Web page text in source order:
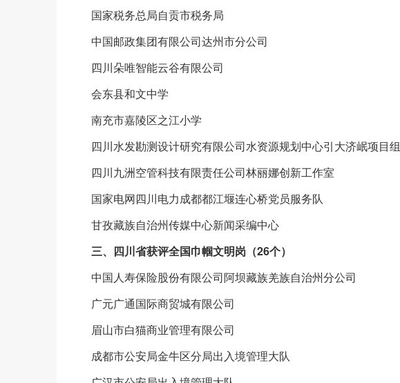
国家税务总局自贡市税务局
中国邮政集团有限公司达州市分公司
四川朵唯智能云谷有限公司
会东县和文中学
南充市嘉陵区之江小学
四川水发勘测设计研究有限公司水资源规划中心引大济岷项目组
四川九洲空管科技有限责任公司林丽娜创新工作室
国家电网四川电力成都都江堰连心桥党员服务队
甘孜藏族自治州传媒中心新闻采编中心
三、四川省获评全国巾帼文明岗（26个）
中国人寿保险股份有限公司阿坝藏族羌族自治州分公司
广元广通国际商贸城有限公司
眉山市白猫商业管理有限公司
成都市公安局金牛区分局出入境管理大队